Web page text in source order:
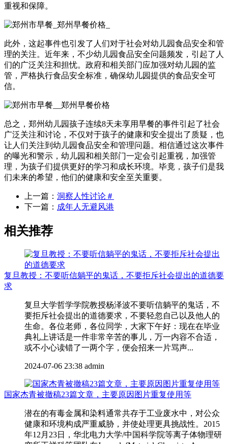
重视和保障。
此外，这起事件也引发了人们对于社会对幼儿园食品安全和管
理的关注。近年来，不少幼儿园食品安全问题频发，引起了人
们的广泛关注和担忧。政府和相关部门应加强对幼儿园的监
管，严格执行食品安全标准，确保幼儿园提供的食品安全可
信。
总之，郑州幼儿园孩子连续8天未享用早餐的事件引起了社会
广泛关注和讨论，不仅对于孩子的健康和安全提出了质疑，也
让人们关注到幼儿园食品安全和管理问题。相信通过这次事件
的曝光和警示，幼儿园和相关部门一定会引起重视，加强管
理，为孩子们提供更好的学习和成长环境。毕竟，孩子们是我
们未来的希望，他们的健康和安全至关重要。
上一篇： 洞察人性讨论＃
下一篇： 成年人无避风港
相关推荐
复旦教授：不要听信躺平的鬼话，不要拒斥社会提出的道德要
求
复旦大学哲学学院教授杨泽波不要听信躺平的鬼话，不
要拒斥社会提出的道德要求，不要轻忽自己以及他人的
生命。各位老师，各位同学，大家下午好：现在在毕业
典礼上讲话是一件非常辛苦的事儿，万一内容不合适，
或不小心读错了一两个字，便会招来一片骂声...
2024-07-06 23:38 admin
国家杰青被撤稿23篇文章，主要原因图片重复使用等
潜在的有毒金属和染料通常共存于工业废水中，对公众
健康和环境构成严重威胁，并使处理更具挑战性。2015
年12月23日，华北电力大学/中国科学院等离子体物理研